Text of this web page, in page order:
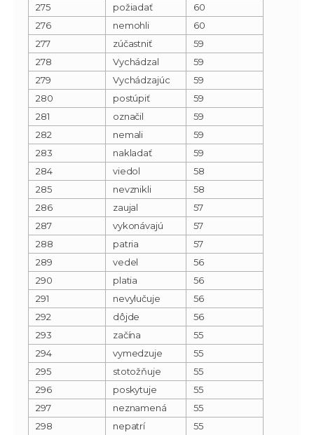
275
požiadať
60
276
nemohli
60
277
zúčastniť
59
278
Vychádzal
59
279
Vychádzajúc
59
280
postúpiť
59
281
označil
59
282
nemali
59
283
nakladať
59
284
viedol
58
285
nevznikli
58
286
zaujal
57
287
vykonávajú
57
288
patria
57
289
vedel
56
290
platia
56
291
nevylučuje
56
292
dôjde
56
293
začína
55
294
vymedzuje
55
295
stotožňuje
55
296
poskytuje
55
297
neznamená
55
298
nepatrí 55